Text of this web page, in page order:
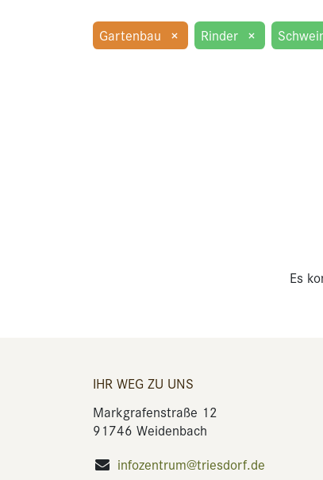
Gartenbau × Rinder ×
Es
IHR WEG ZU UNS
Markgrafenstraße 12
91746 Weidenbach
infozentrum@triesdorf.de